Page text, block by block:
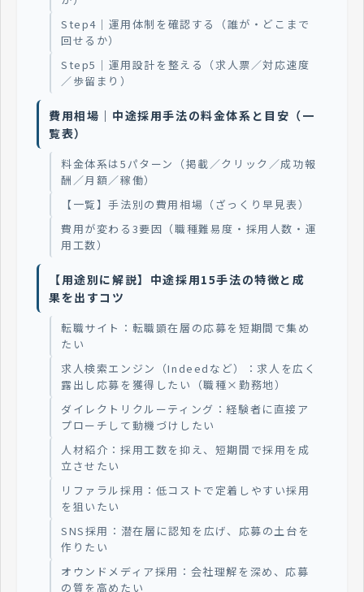
Step4｜運用体制を確認する（誰が・どこまで
回せるか）
Step5｜運用設計を整える（求人票／対応速度
／歩留まり）
費用相場｜中途採用手法の料金体系と目安（一
覧表）
料金体系は5パターン（掲載／クリック／成功報
酬／月額／稼働）
【一覧】手法別の費用相場（ざっくり早見表）
費用が変わる3要因（職種難易度・採用人数・運
用工数）
【用途別に解説】中途採用15手法の特徴と成
果を出すコツ
転職サイト：転職顕在層の応募を短期間で集め
たい
求人検索エンジン（Indeedなど）：求人を広く
露出し応募を獲得したい（職種×勤務地）
ダイレクトリクルーティング：経験者に直接ア
プローチして動機づけしたい
人材紹介：採用工数を抑え、短期間で採用を成
立させたい
リファラル採用：低コストで定着しやすい採用
を狙いたい
SNS採用：潜在層に認知を広げ、応募の土台を
作りたい
オウンドメディア採用：会社理解を深め、応募
の質を高めたい